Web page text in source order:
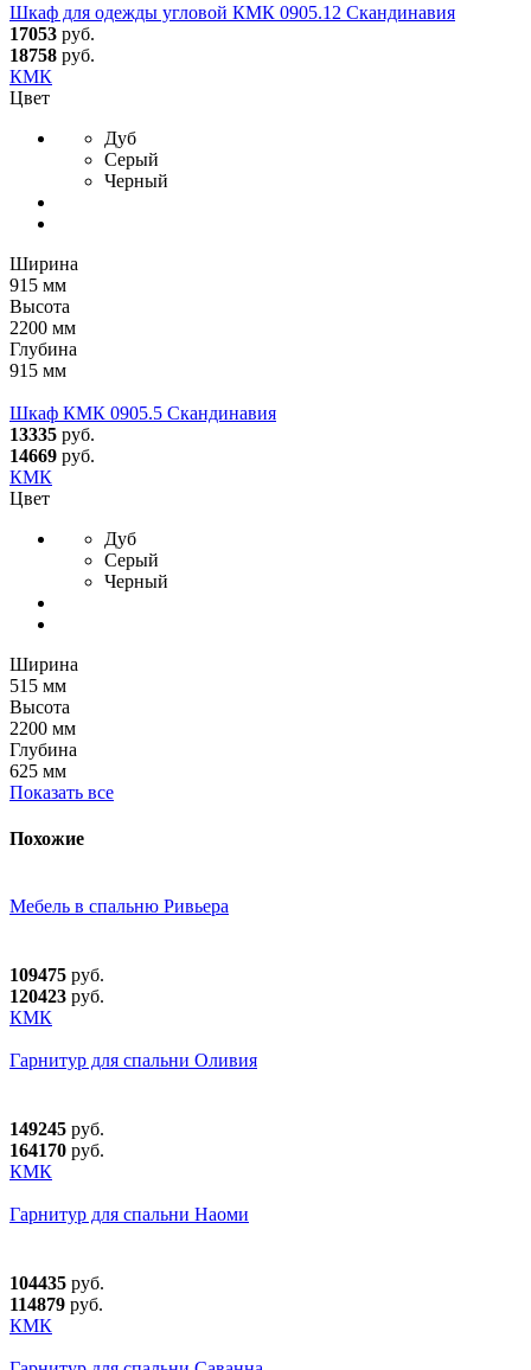
Шкаф для одежды угловой КМК 0905.12 Скандинавия
17053 руб.
18758 руб.
КМК
Цвет
Дуб
Серый
Черный
Ширина
915 мм
Высота
2200 мм
Глубина
915 мм
Шкаф КМК 0905.5 Скандинавия
13335 руб.
14669 руб.
КМК
Цвет
Дуб
Серый
Черный
Ширина
515 мм
Высота
2200 мм
Глубина
625 мм
Показать все
Похожие
Мебель в спальню Ривьера
109475 руб.
120423 руб.
КМК
Гарнитур для спальни Оливия
149245 руб.
164170 руб.
КМК
Гарнитур для спальни Наоми
104435 руб.
114879 руб.
КМК